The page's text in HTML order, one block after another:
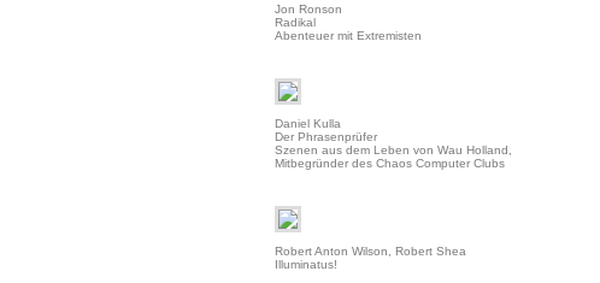
Jon Ronson
Radikal
Abenteuer mit Extremisten
Daniel Kulla
Der Phrasenprüfer
Szenen aus dem Leben von Wau Holland,
Mitbegründer des Chaos Computer Clubs
Robert Anton Wilson, Robert Shea
Illuminatus!